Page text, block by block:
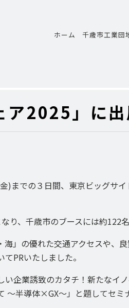
ホーム 千歳市工業団
ア2025」に
)までの３日間、東京ビッグサ
り、千歳市のブースには約122
」の優れた交通アクセスや、
PRいたしました。
い企業誘致のカタチ！新たなイ
～半導体×GX～」と題してセミ